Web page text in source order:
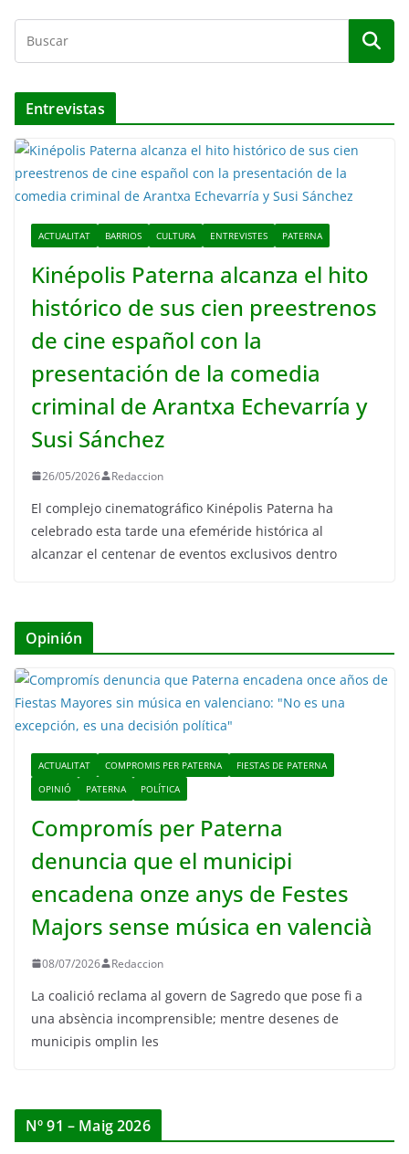
Entrevistas
ACTUALITAT BARRIOS CULTURA ENTREVISTES PATERNA
Kinépolis Paterna alcanza el hito
histórico de sus cien preestrenos
de cine español con la
presentación de la comedia
criminal de Arantxa Echevarría y
Susi Sánchez
26/05/2026 Redaccion
El complejo cinematográfico Kinépolis Paterna ha
celebrado esta tarde una efeméride histórica al
alcanzar el centenar de eventos exclusivos dentro
Opinión
ACTUALITAT COMPROMIS PER PATERNA
FIESTAS DE PATERNA
OPINIÓ
PATERNA POLÍTICA
Compromís per Paterna
denuncia que el municipi
encadena onze anys de Festes
Majors sense música en valencià
08/07/2026 Redaccion
La coalició reclama al govern de Sagredo que pose fi a
una absència incomprensible; mentre desenes de
municipis omplin les
Nº 91 – Maig 2026